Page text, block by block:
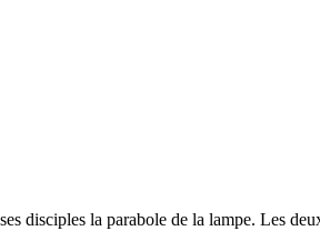
disciples la parabole de la lampe. Les